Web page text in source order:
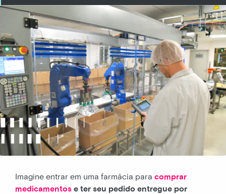
Imagine entrar em uma farmácia para comprar
medicamentos e ter seu pedido entregue por